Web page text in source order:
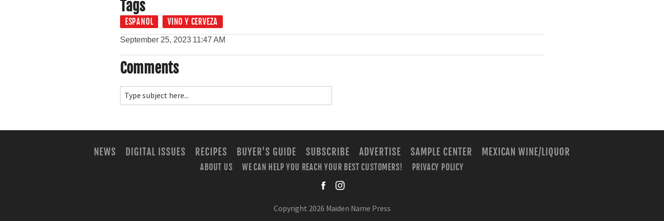
Tags
ESPANOL VINO Y CERVEZA
September 25, 2023 11:47 AM
Comments
NEWS DIGITAL ISSUES RECIPES BUYER'S GUIDE SUBSCRIBE ADVERTISE SAMPLE CENTER MEXICAN WINE/LIQUOR
ABOUT US WE CAN HELP YOU REACH YOUR BEST CUSTOMERS!
PRIVACY POLICY
Copyright 2026 Maiden Name Press